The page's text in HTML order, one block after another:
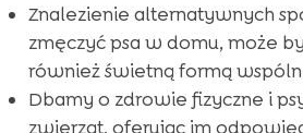
Znalezienie alternatywnych
zmęczyć psa w domu, może
również świetną formą
Dbamy o zdrowie fizyczne i
zwierząt, oferując im